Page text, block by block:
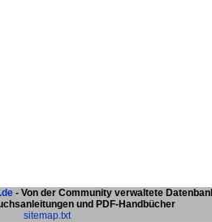
- Von der Community verwaltete
und PDF-Handbücher
sitemap.txt